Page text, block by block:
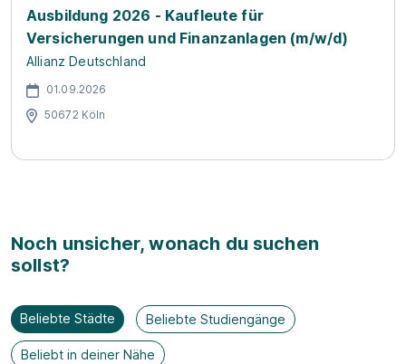
Ausbildung 2026 - Kaufleute für
Versicherungen und Finanzanlagen (m/w/d)
Allianz Deutschland
01.09.2026
50672 Köln
Noch unsicher, wonach du suchen
sollst?
Beliebte Städte Beliebte Studiengänge
Beliebt in deiner Nähe